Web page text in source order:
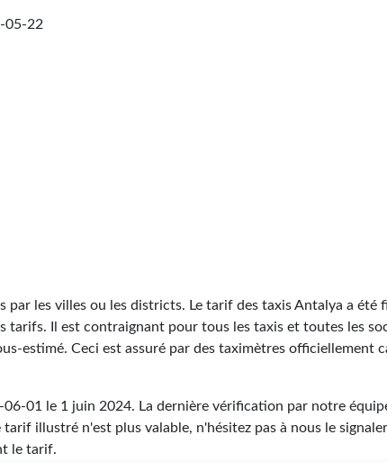
05-22
par les villes ou les districts. Le tarif des taxis Antalya a été
Il est contraignant pour tous les taxis et toutes les
estimé. Ceci est assuré par des taximètres officiellement
06-01 le 1 juin 2024. La dernière vérification par notre
illustré n'est plus valable, n'hésitez pas à nous le
le tarif.